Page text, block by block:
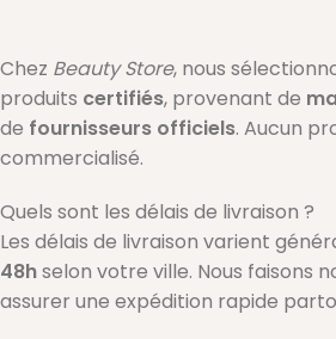
Chez Beauty Store, nous
produits certifiés, provenant de
de fournisseurs officiels. Aucun
commercialisé.
Quels sont les délais de livraison ?
Les délais de livraison varient
48hselon votre ville. Nous faisons
assurer une expédition rapide